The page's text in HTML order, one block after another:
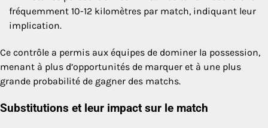
fréquemment 10-12 kilomètres par match, indiquant leur
implication.
Ce contrôle a permis aux équipes de dominer la possession,
menant à plus d’opportunités de marquer et à une plus
grande probabilité de gagner des matchs.
Substitutions et leur impact sur le match